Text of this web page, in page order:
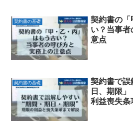
契約書の基礎
契約書の「
い？当事
意点
契約書の基礎
契約書で誤
日、期限
利益喪失条